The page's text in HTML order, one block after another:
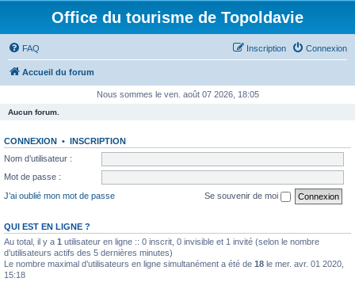
Office du tourisme de Topoldavie
FAQ Connexion
Inscription
Accueil du forum
Nous sommes le ven. août 07 2026, 18:05
Aucun forum.
CONNEXION • INSCRIPTION
Nom d’utilisateur :
Mot de passe :
J’ai oublié mon mot de passe
Se souvenir de moi
QUI EST EN LIGNE ?
Au total, il y a 1 utilisateur en ligne :: 0 inscrit, 0 invisible et 1 invité (selon le nombre
d’utilisateurs actifs des 5 dernières minutes)
Le nombre maximal d’utilisateurs en ligne simultanément a été de 18 le mer. avr. 01 2020,
15:18